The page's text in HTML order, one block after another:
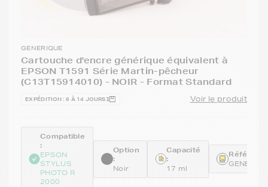
GENERIQUE
Cartouche d'encre générique équivalent à
EPSON T1591 Série Martin-pêcheur
(C13T15914010) - NOIR - Format Standard
EXPÉDITION : 6 À 14 JOURS Voir le produit
Compatible
:
EPSON
STYLUS
PHOTO R
2000
Option
:
Noir
Capacité
:
17 ml